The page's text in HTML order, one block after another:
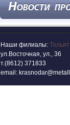
Наши филиалы:
ул.Восточная, ул., 36
т.(8612) 371833
email: